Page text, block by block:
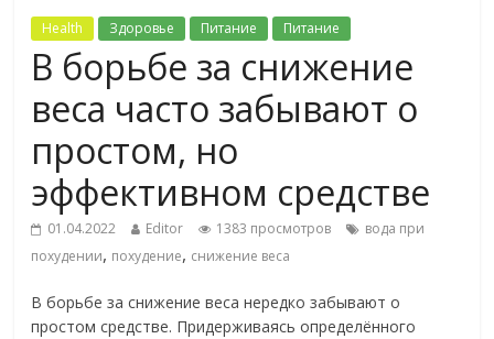
Health Здоровье Питание Питание
В борьбе за снижение
веса часто забывают о
простом, но
эффективном средстве
01.04.2022 Editor 1383 просмотров
вода при
похудении, похудение, снижение веса
В борьбе за снижение веса нередко забывают о
простом средстве. Придерживаясь определённого